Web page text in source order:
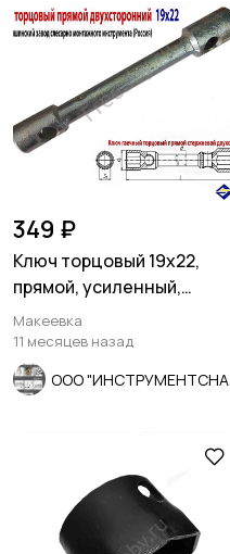
349 ₽
Ключ торцовый 19х22,
прямой, усиленный,
стержневой, КЗСМИ,
Россия.
Макеевка
11 месяцев назад